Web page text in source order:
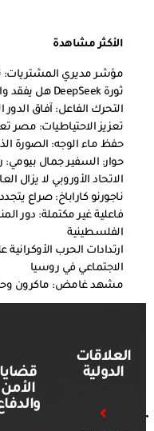
الأكثر مشاهدة
مؤشر مديري المشتريات:
ثورة DeepSeek هل يفقد وادي السيليكون تاجه؟
التحرك الفاعل: آفاق
تعزيز الاحتياطيات: مصر
حفظ ماء الوجه: الصورة
حوار: السفير جمال بيومي:
الاتحاد الأوروبي لا يزال
ناجورنو كاراباخ: صراع
فاعلية غير مكتملة: دور
الفلسطينية
ارتدادات الحرب
الاجتماعي في روسيا
مشهد غامض: ماكرون
العلاقات
الدولية
قضايا
الأمن
والدفاع